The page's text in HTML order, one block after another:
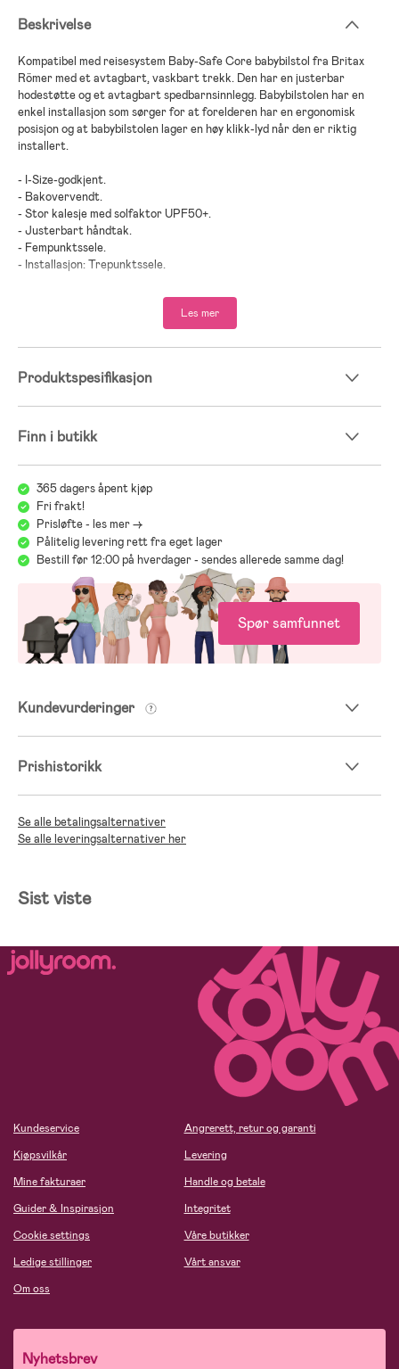
Beskrivelse
Kompatibel med reisesystem Baby-Safe Core babybilstol fra Britax
Römer med et avtagbart, vaskbart trekk. Den har en justerbar
hodestøtte og et avtagbart spedbarnsinnlegg. Babybilstolen har en
enkel installasjon som sørger for at forelderen har en ergonomisk
posisjon og at babybilstolen lager en høy klikk-lyd når den er riktig
installert.
- I-Size-godkjent.
- Bakovervendt.
- Stor kalesje med solfaktor UPF50+.
- Justerbart håndtak.
- Fempunktssele.
- Installasjon: Trepunktssele.
- Kåret til Best i test i 2024 (beste budsjettvalg) av bäst-i-test.se i
kategorien Babybilstol.
test.se.
Vi på Jollyroom vet hvor viktig det er å velge en bilstol som passer
ulike modeller, merker og funksjoner. For å underlette dette viktige
valget henviser vi til vår guide for bilstoler:
Jollyrooms Bilstolsguide
;
Les mer
Produktspesifikasjon
Finn i butikk
365 dagers åpent kjøp
Fri frakt!
Prisløfte - les mer ->
Pålitelig levering rett fra eget lager
Bestill før 12:00 på hverdager - sendes allerede samme dag!
Spør samfunnet
Kundevurderinger
Prishistorikk
Se alle betalingsalternativer
Se alle leveringsalternativer her
Sist viste
Kundeservice
Kjøpsvilkår
Mine fakturaer
Guider & Inspirasjon
Cookie settings
Ledige stillinger
Om oss
Angrerett, retur og garanti
Levering
Handle og betale
Integritet
Våre butikker
Vårt ansvar
Nyhetsbrev